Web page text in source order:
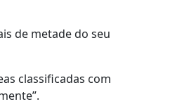
de metade do seu
classificadas com